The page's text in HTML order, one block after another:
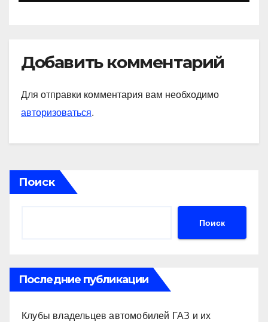
Добавить комментарий
Для отправки комментария вам необходимо
авторизоваться.
Поиск
Поиск
Последние публикации
Клубы владельцев автомобилей ГАЗ и их